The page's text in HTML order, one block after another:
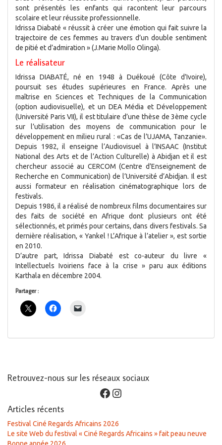
sont présentés les enfants qui racontent leur parcours
scolaire et leur réussite professionnelle.
Idrissa Diabaté « réussit à créer une émotion qui fait suivre la
trajectoire de ces femmes au travers d’un double sentiment
de pitié et d’admiration » (J.Marie Mollo Olinga).
Le réalisateur
Idrissa DIABATÉ, né en 1948 à Duékoué (Côte d’Ivoire),
poursuit ses études supérieures en France. Après une
maîtrise en Sciences et Techniques de la Communication
(option audiovisuelle), et un DEA Média et Développement
(Université Paris VII), il est titulaire d’une thèse de 3ème cycle
sur l’utilisation des moyens de communication pour le
développement en milieu rural : «Cas de l’UJAMA, Tanzanie».
Depuis 1982, il enseigne l’Audiovisuel à l’INSAAC (Institut
National des Arts et de l’Action Culturelle) à Abidjan et il est
chercheur associé au CERCOM (Centre d’Enseignement de
Recherche en Communication) de l’Université d’Abidjan. Il est
aussi formateur en réalisation cinématographique lors de
festivals.
Depuis 1986, il a réalisé de nombreux films documentaires sur
des faits de société en Afrique dont plusieurs ont été
sélectionnés, et primés pour certains, dans divers festivals. Sa
dernière réalisation, « Yankel ! L’Afrique à l’atelier », est sortie
en 2010.
D’autre part, Idrissa Diabaté est co-auteur du livre «
Intellectuels Ivoiriens face à la crise » paru aux éditions
Karthala en décembre 2004.
Partager :
Retrouvez-nous sur les réseaux sociaux
Facebook
Instagram
Articles récents
Festival Ciné Regards Africains 2026
Le site Web du festival « Ciné Regards Africains » fait peau neuve